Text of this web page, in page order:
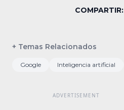
COMPARTIR:
+ Temas Relacionados
Google Inteligencia artificial